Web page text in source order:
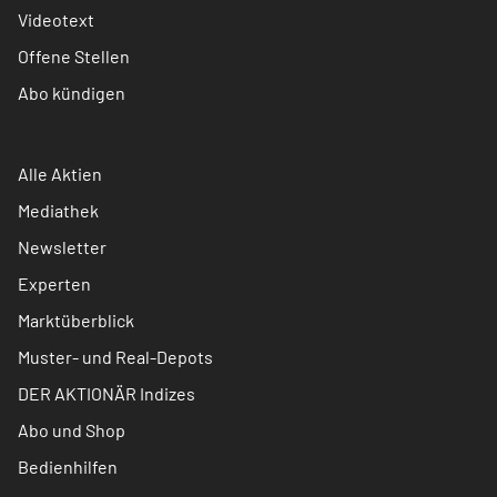
Videotext
Offene Stellen
Abo kündigen
Alle Aktien
Mediathek
Newsletter
Experten
Marktüberblick
Muster- und Real-Depots
DER AKTIONÄR Indizes
Abo und Shop
Bedienhilfen